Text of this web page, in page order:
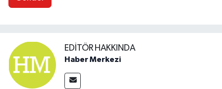
EDITÖR HAKKINDA
Haber Merkezi